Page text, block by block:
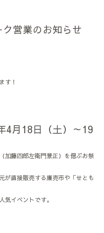
営業のお知らせ
す！
月18日（土）～19
加藤四郎左衛門景正）を偲ぶお祭
が直接販売する廉売市や「せとも
気イベントです。